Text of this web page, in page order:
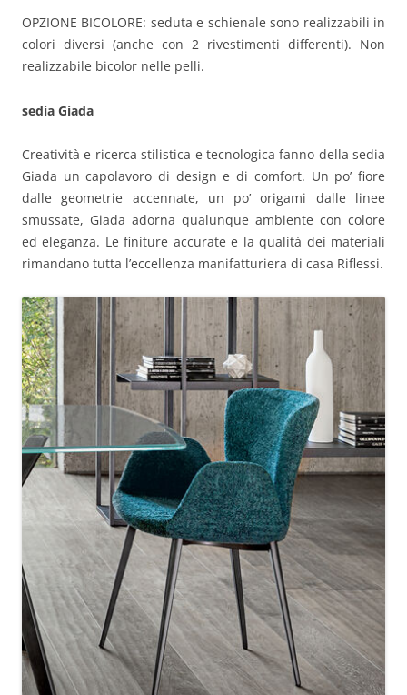
OPZIONE BICOLORE: seduta e schienale sono realizzabili in
colori diversi (anche con 2 rivestimenti differenti). Non
realizzabile bicolor nelle pelli.
sedia Giada
Creatività e ricerca stilistica e tecnologica fanno della sedia
Giada un capolavoro di design e di comfort. Un po’ fiore
dalle geometrie accennate, un po’ origami dalle linee
smussate, Giada adorna qualunque ambiente con colore
ed eleganza. Le finiture accurate e la qualità dei materiali
rimandano tutta l’eccellenza manifatturiera di casa Riflessi.